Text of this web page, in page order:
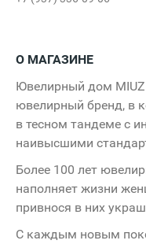
Bazioni НАШЕЗОЛОТО
О МАГАЗИНЕ
Ювелирный дом
ювелирный бренд, в
в тесном тандеме с
наивысшими
Более 100 лет
наполняет жизни
привнося в них
С каждым новым